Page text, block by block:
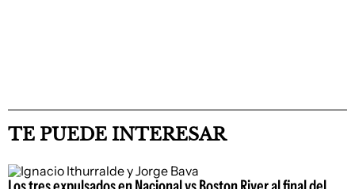
TE PUEDE INTERESAR